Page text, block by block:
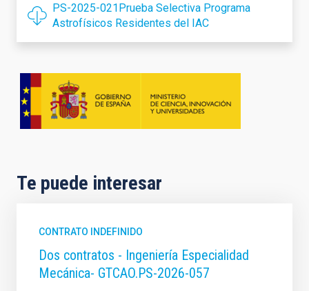
PS-2025-021Prueba Selectiva Programa
Astrofísicos Residentes del IAC
Te puede interesar
CONTRATO INDEFINIDO
Dos contratos - Ingeniería Especialidad
Mecánica- GTCAO.PS-2026-057